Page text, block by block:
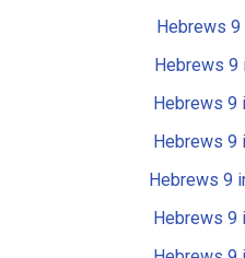
Hebrews 9
Hebrews 9
Hebrews 9
Hebrews 9
Hebrews 9
Hebrews 9